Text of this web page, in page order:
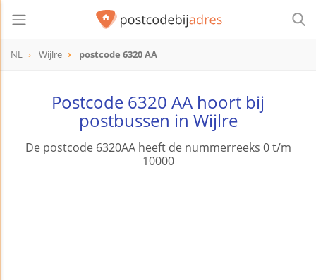
NL Wijlre postcode 6320 AA
Postcode 6320 AA hoort bij
postbussen in Wijlre
De postcode 6320AA heeft de nummerreeks 0 t/m
10000